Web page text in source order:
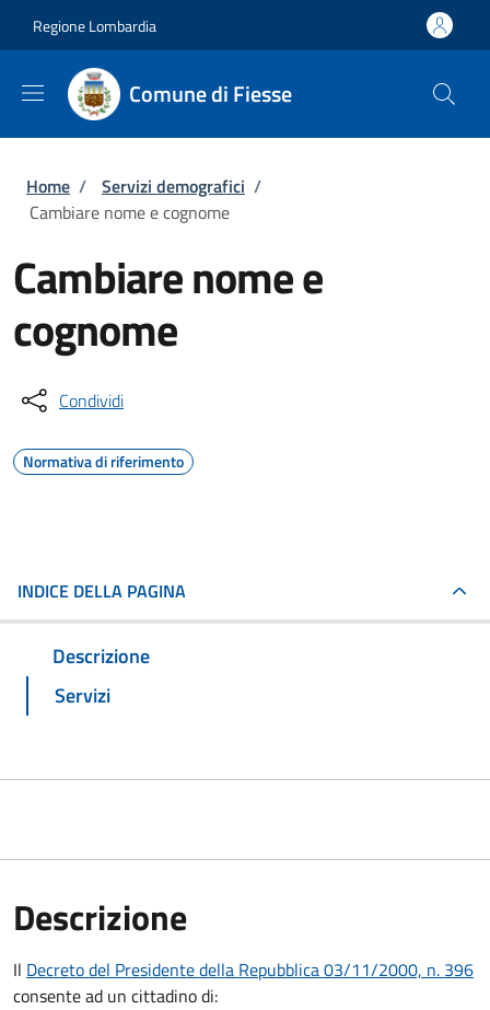
Regione Lombardia
Comune di Fiesse
Briciole di pane
Home / Servizi demografici /
Cambiare nome e cognome
Cambiare nome e
cognome
Condividi
Normativa di riferimento
INDICE DELLA PAGINA
Descrizione
Servizi
Descrizione
Il Decreto del Presidente della Repubblica 03/11/2000, n. 396
consente ad un cittadino di: